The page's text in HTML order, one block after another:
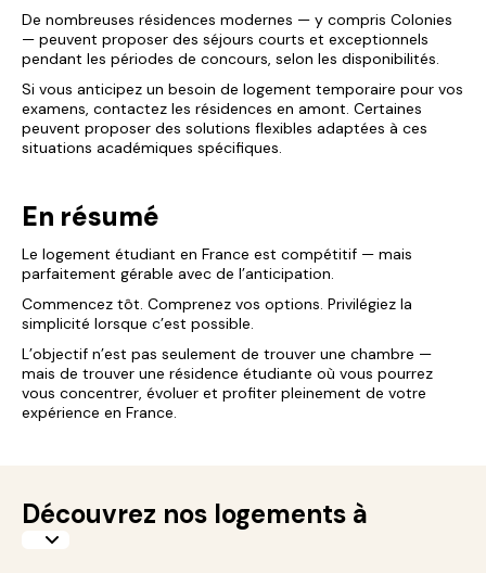
De nombreuses résidences modernes — y compris Colonies
— peuvent proposer des séjours courts et exceptionnels
pendant les périodes de concours, selon les disponibilités.
Si vous anticipez un besoin de logement temporaire pour vos
examens, contactez les résidences en amont. Certaines
peuvent proposer des solutions flexibles adaptées à ces
situations académiques spécifiques.
En résumé
Le logement étudiant en France est compétitif — mais
parfaitement gérable avec de l’anticipation.
Commencez tôt. Comprenez vos options. Privilégiez la
simplicité lorsque c’est possible.
L’objectif n’est pas seulement de trouver une chambre —
mais de trouver une résidence étudiante où vous pourrez
vous concentrer, évoluer et profiter pleinement de votre
expérience en France.
Découvrez nos logements à